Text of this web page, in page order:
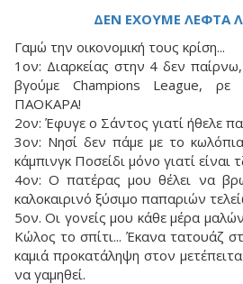
ΔΕΝ ΕΧΟΥΜΕ ΛΕΦΤΑ
Γαμώ την οικονομική τους κρίση...
1ον: Διαρκείας στην 4 δεν
βγούμε Champions League,
ΠΑΟΚΑΡΑ!
2ον: Έφυγε ο Σάντος γιατί ήθελε
3ον: Νησί δεν πάμε με το
κάμπινγκ Ποσείδι μόνο γιατί είναι
4ον: Ο πατέρας μου θέλει να
καλοκαιρινό ξύσιμο παπαριών
5ον. Οι γονείς μου κάθε μέρα
Κώλος το σπίτι... Έκανα τατουάζ
καμιά προκατάληψη στον
να γαμηθεί.